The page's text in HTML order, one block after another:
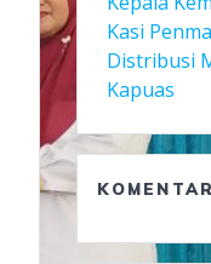
Kasi
Distribusi
Kapuas